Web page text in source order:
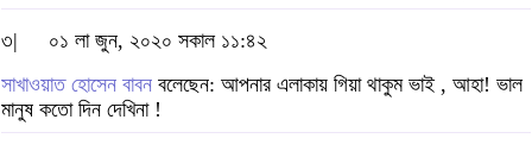
৩|
০১ লা জুন, ২০২০ সকাল ১১:৪২
সাখাওয়াত হোসেন বাবন বলেছেন: আপনার এলাকায় গিয়া থাকুম ভাই , আহা! ভাল
মানুষ কতো দিন দেখিনা !